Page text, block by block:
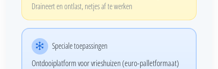
Draineert en ontlast, netjes af te werken
Speciale toepassingen
Ontdooiplatform voor vrieshuizen (euro-palletformaat)